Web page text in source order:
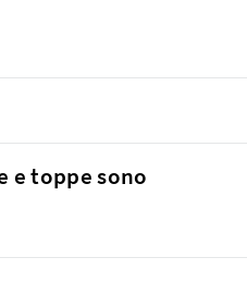
e toppe sono